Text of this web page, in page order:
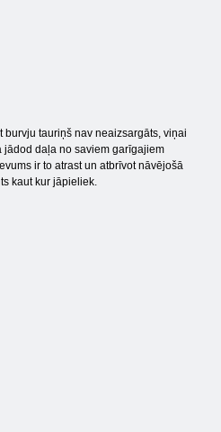
tauriņš nav neaizsargāts, viņai
jādod daļa no saviem garīgajiem
ir to atrast un atbrīvot nāvējošā
kaut kur jāpieliek.